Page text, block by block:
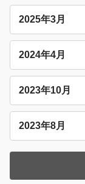
2025年3月
2024年4月
2023年10月
2023年8月